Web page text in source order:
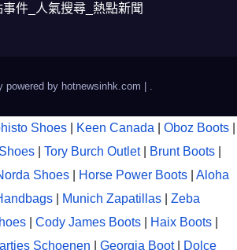
事件_人氣搜尋_熱點新聞
powered by hotnewsinhk.com |
Shoes Keen Canada Oboz Boots
Tory Burch Outlet Brunt Boots
Shoes Horse Power Boots
Aloha
Munich Zapatillas
Zeba
Cody James Boots Haix Boots
Schoenen Georgia Boot|
Dolce